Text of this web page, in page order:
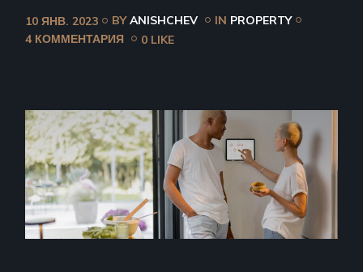
10 ЯНВ. 2023 BYANISHCHEV IN PROPERTY
4 КОММЕНТАРИЯ
0 LIKE